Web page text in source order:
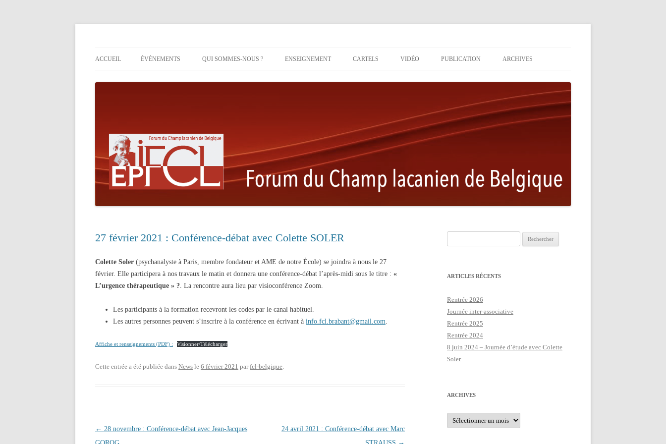
ACCUEIL ÉVÉNEMENTS QUI SOMMES-NOUS ? ENSEIGNEMENT CARTELS VIDÉO PUBLICATION ARCHIVES
27 février 2021 : Conférence-débat avec Colette SOLER
Colette Soler (psychanalyste à Paris, membre fondateur et AME de notre École) se joindra à nous le 27
février. Elle participera à nos travaux le matin et donnera une conférence-débat l’après-midi sous le titre : «
L’urgence thérapeutique » ?. La rencontre aura lieu par visioconférence Zoom.
Les participants à la formation recevront les codes par le canal habituel.
Les autres personnes peuvent s’inscrire à la conférence en écrivant à info.fcl.brabant@gmail.com.
Affiche et renseignements (PDF) : Visionner/Télécharger
Cette entrée a été publiée dans News le 6 février 2021 parfcl-belgique.
Navigation des articles
← 28 novembre : Conférence-débat avec Jean-Jacques
24 avril 2021 : Conférence-débat avec Marc
ARTICLES RÉCENTS
Rentrée 2026
Journée inter-associative
Rentrée 2025
Rentrée 2024
8 juin 2024 – Journée d’étude avec Colette
Soler
ARCHIVES
Archives